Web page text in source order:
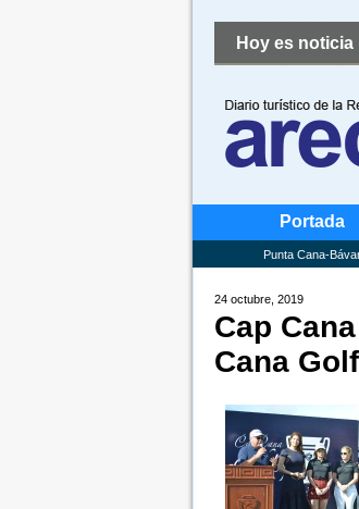
Hoy es noticia
Portada
Punta Cana-
24 octubre, 2019
Cap
Cana